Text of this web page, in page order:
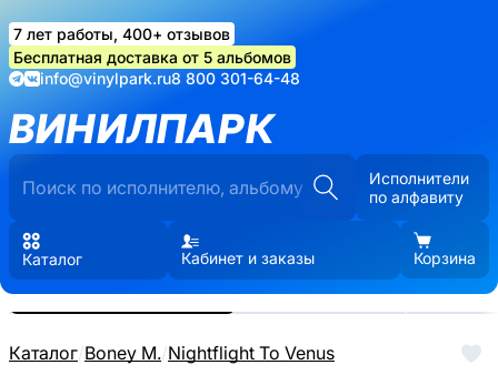
7 лет работы, 400+ отзывов
Бесплатная доставка от 5 альбомов
info@vinylpark.ru8 800 301-64-48
ВИНИЛПАРК
Исполнители
по алфавиту
Каталог Кабинет и заказы Корзина
Каталог/Boney M./Nightflight To Venus
Реальные фото пластинки.
Нажмите, чтобы увеличить